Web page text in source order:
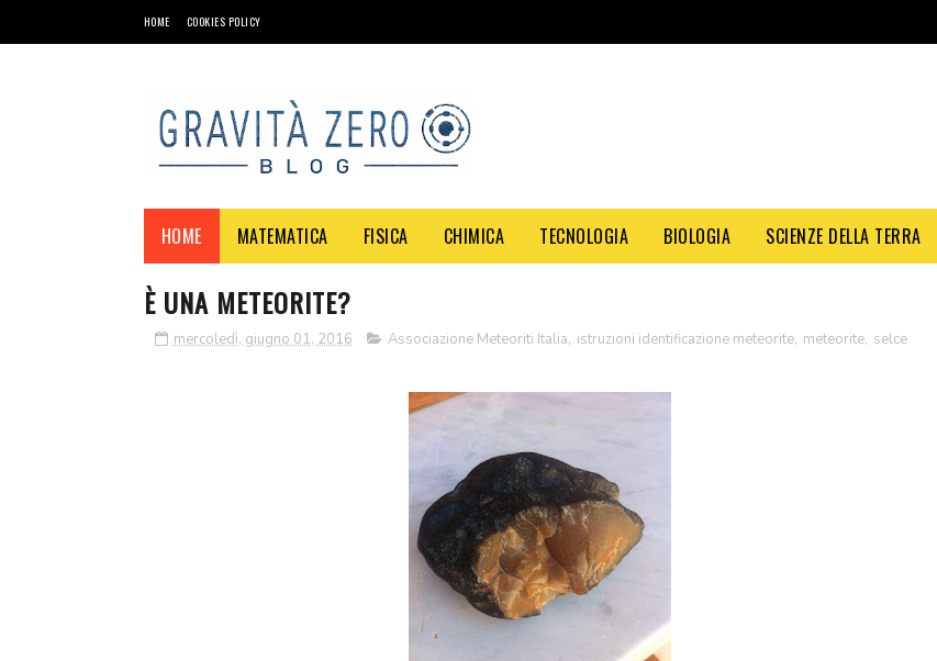
HOME COOKIES POLICY
HOME MATEMATICA FISICA CHIMICA TECNOLOGIA BIOLOGIA SCIENZE DELLA TERRA
È UNA METEORITE?
mercoledì, giugno 01, 2016 Associazione Meteoriti Italia, istruzioni identificazione meteorite, meteorite, selce